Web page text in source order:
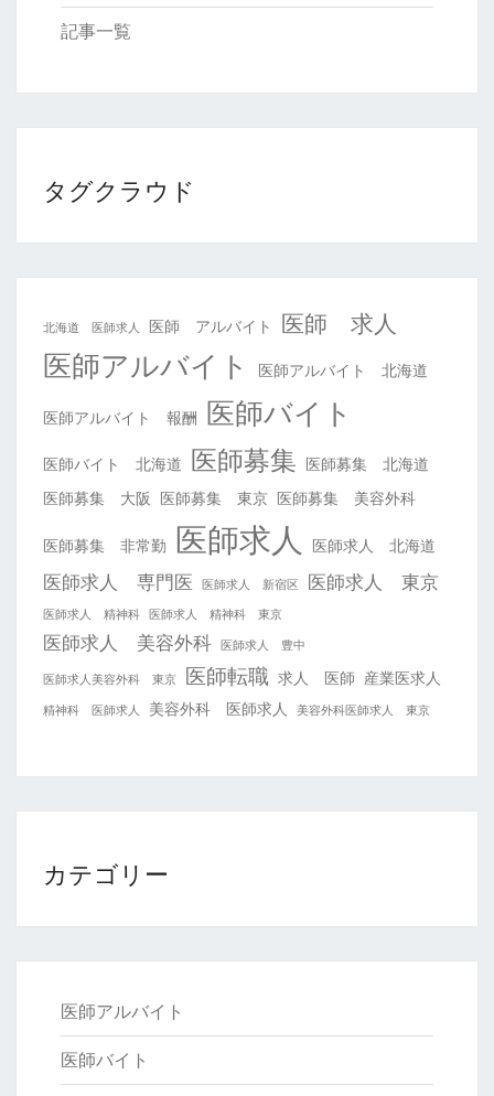
記事一覧
タグクラウド
北海道 医師求人 医師 アルバイト 医師 求人
医師アルバイト 医師アルバイト 北海道
医師アルバイト 報酬 医師バイト
医師バイト 北海道 医師募集 医師募集 北海道
医師募集 大阪
医師募集 東京 医師募集 美容外科
医師募集 非常勤 医師求人 医師求人 北海道
医師求人 専門医 医師求人 新宿区 医師求人 東京
医師求人 精神科 医師求人 精神科 東京
医師求人 美容外科 医師求人 豊中
医師求人美容外科 東京 医師転職 求人 医師 産業医求人
精神科 医師求人 美容外科 医師求人 美容外科医師求人 東京
カテゴリー
医師アルバイト
医師バイト